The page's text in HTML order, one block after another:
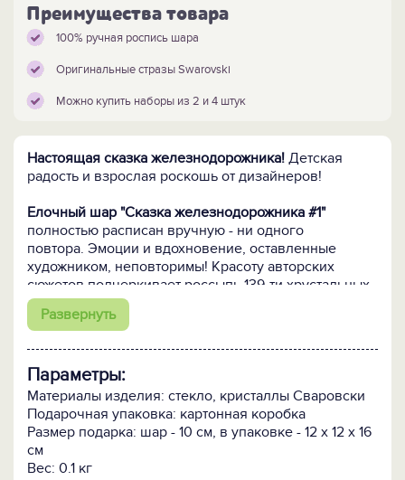
Преимущества товара
100% ручная роспись шара
Оригинальные стразы Swarovski
Можно купить наборы из 2 и 4 штук
Настоящая сказка железнодорожника! Детская
радость и взрослая роскошь от дизайнеров!
Елочный шар "Сказка железнодорожника #1"
полностью расписан вручную - ни одного
повтора. Эмоции и вдохновение, оставленные
художником, неповторимы! Красоту авторских
сюжетов подчеркивает россыпь 139-ти хрустальных
кристаллов Сваровски – часть творческого
замысла, придающего изображениям на
Кому подарить:Мальчишкам и девчонкам
железнодорожной отрасли. Пусть они получили
дипломы специалистов, доросли до руководящих
должностей, успели уйти на заслуженный отдых –
этот новогодний шар в качестве личного или
Развернуть
Параметры:
Материалы изделия: стекло, кристаллы Сваровски
Подарочная упаковка: картонная коробка
Размер подарка: шар - 10 см, в упаковке - 12 х 12 х 16
см
Вес: 0.1 кг